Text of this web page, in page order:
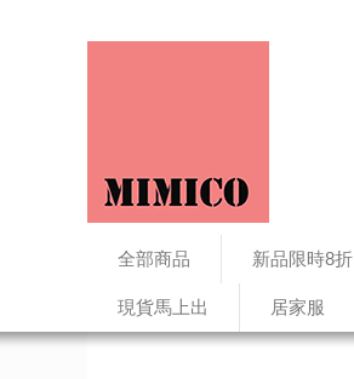
全部商品 新品限時8折
現貨馬上出 居家服